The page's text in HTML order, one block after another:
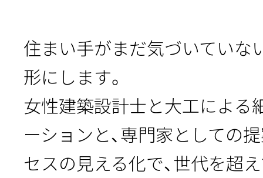
住まい手がまだ気づいていな
形にします。
女性建築設計士と大工による
ーションと、専門家としての
セスの見える化で、世代を超